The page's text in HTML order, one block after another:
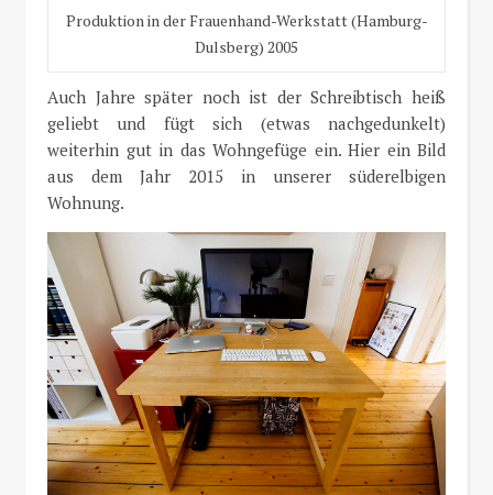
Produktion in der Frauenhand-Werkstatt (Hamburg-
Dulsberg) 2005
Auch Jahre später noch ist der Schreibtisch heiß
geliebt und fügt sich (etwas nachgedunkelt)
weiterhin gut in das Wohngefüge ein. Hier ein Bild
aus dem Jahr 2015 in unserer süderelbigen
Wohnung.